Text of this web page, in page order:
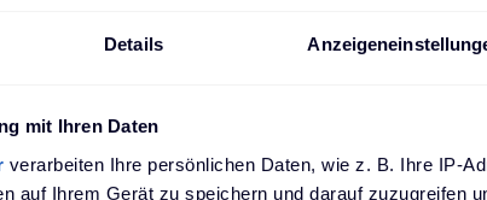
Details
mit Ihren Daten
verarbeiten Ihre persönlichen Daten, wie z. B. Ihre IP-
auf Ihrem Gerät zu speichern und darauf zuzugreifen
Komfort rauf
KeContact P40